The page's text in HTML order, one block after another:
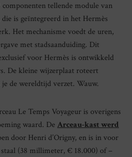
componenten tellende module van
is geïntegreerd in het Hermès
Het mechanisme voedt de uren,
met stadsaanduiding. Dit
voor Hermès is ontwikkeld
De kleine wijzerplaat roteert
de wereldtijd verzet. Wauw.
Le Temps Voyageur is overigens
waard. De Arceau-kast werd
door Henri d’Origny, en is in voor
(38 millimeter, € 18.000) of –